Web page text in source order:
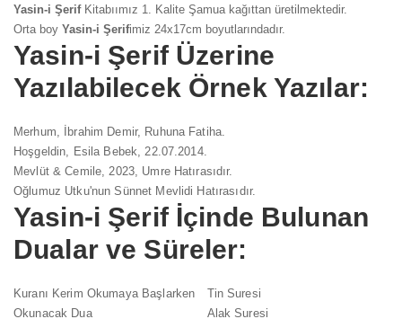
Yasin-i ŞerifKitabıımız 1. Kalite Şamua kağıttan üretilmektedir.
Orta boy Yasin-i Şerifimiz 24x17cm boyutlarındadır.
Yasin-i ŞerifÜzerine
Yazılabilecek Örnek Yazılar:
Merhum, İbrahim Demir, Ruhuna Fatiha.
Hoşgeldin, Esila Bebek, 22.07.2014.
Mevlüt & Cemile, 2023, Umre Hatırasıdır.
Oğlumuz Utku'nun Sünnet Mevlidi Hatırasıdır.
Yasin-i Şerifİçinde Bulunan
Dualar ve Süreler:
Kuranı Kerim Okumaya Başlarken
Okunacak Dua
Tin Suresi
Alak Suresi